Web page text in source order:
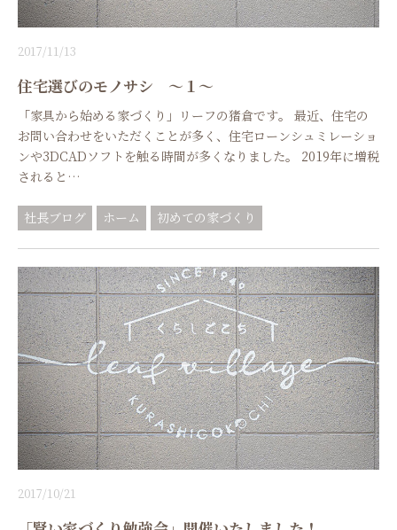
2017/11/13
住宅選びのモノサシ ～１～
「家具から始める家づくり」リーフの猪倉です。 最近、住宅の
お問い合わせをいただくことが多く、住宅ローンシュミレーショ
ンや3DCADソフトを触る時間が多くなりました。 2019年に増税
されると…
社長ブログ ホーム 初めての家づくり
2017/10/21